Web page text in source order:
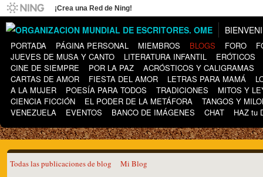
¡Crea una Red de Ning!
PORTADA PÁGINA PERSONAL MIEMBROS BLOGS FORO
JUEVES DE MUSA Y CANTO
LITERATURA INFANTIL
ERÓTICOS
CINE DE SIEMPRE
POR LA PAZ
ACRÓSTICOS Y CALIGRAMAS
CARTAS DE AMOR
FIESTA DEL AMOR LETRAS PARA MAMÁ
A LA MUJER
POESÍA PARA TODOS TRADICIONES
MITOS Y
CIENCIA FICCIÓN
EL PODER DE LA METÁFORA
TANGOS Y
VENEZUELA
EVENTOS BANCO DE IMÁGENES CHAT HAZ tu
Todas las publicaciones de blog Mi Blog